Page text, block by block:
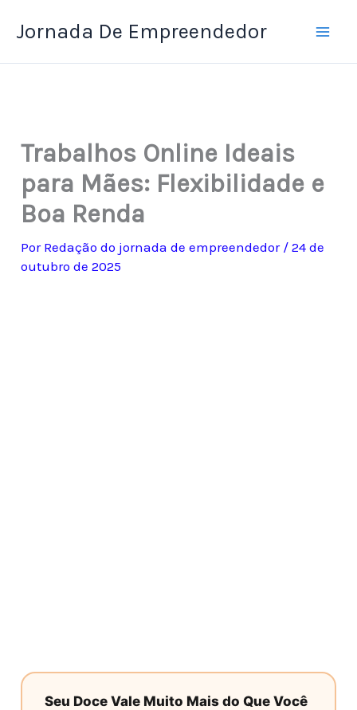
paraJornada De Empreendedor
Trabalhos Online Ideais
para Mães: Flexibilidade e
Boa Renda
Por Redação do jornada de empreendedor /24 de
outubro de 2025
Seu Doce Vale Muito Mais do Que Você